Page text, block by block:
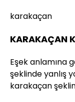
karakaçan
KARAKAÇAN
Eşek anlamına
şeklinde yanlış
karakaçan